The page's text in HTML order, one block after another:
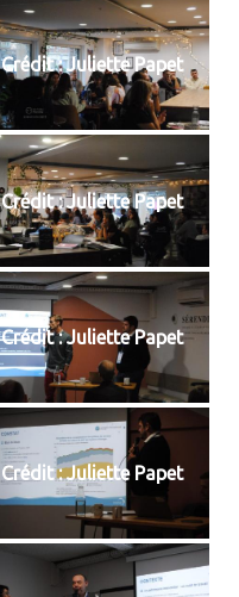
Crédit : Juliette Papet
Crédit : Juliette Papet
Crédit : Juliette Papet
Crédit : Juliette Papet